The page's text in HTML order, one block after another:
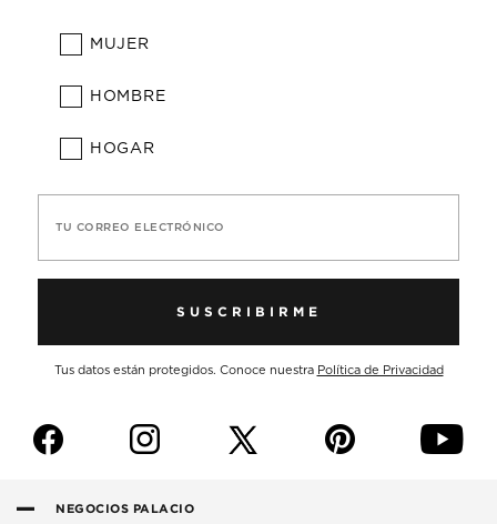
MUJER
HOMBRE
HOGAR
TU CORREO ELECTRÓNICO
SUSCRIBIRME
Tus datos están protegidos. Conoce nuestra Política de Privacidad
f i p y
NEGOCIOS PALACIO